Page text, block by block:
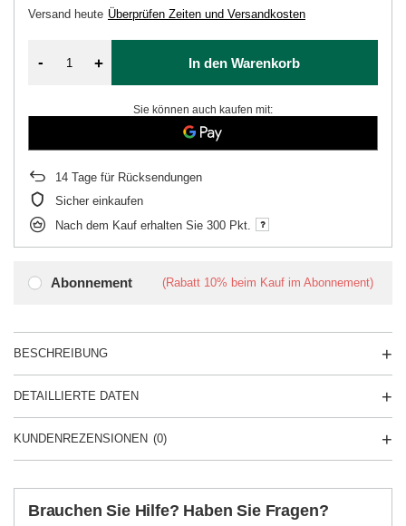
Abonnement (Rabatt 10% beim Kauf im Abonnement)
Versand heute Überprüfen Zeiten und Versandkosten
- + In den Warenkorb
Sie können auch kaufen mit:
14 Tage für Rücksendungen
Sicher einkaufen
Nach dem Kauf erhalten Sie 300 Pkt.
BESCHREIBUNG
DETAILLIERTE DATEN
KUNDENREZENSIONEN (0)
Brauchen Sie Hilfe? Haben Sie Fragen?